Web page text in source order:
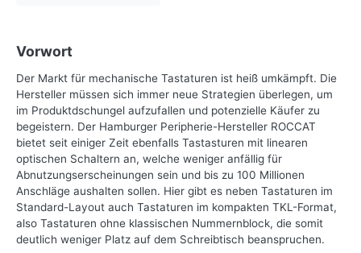
Vorwort
Der Markt für mechanische Tastaturen ist heiß umkämpft. Die
Hersteller müssen sich immer neue Strategien überlegen, um
im Produktdschungel aufzufallen und potenzielle Käufer zu
begeistern. Der Hamburger Peripherie-Hersteller ROCCAT
bietet seit einiger Zeit ebenfalls Tastasturen mit linearen
optischen Schaltern an, welche weniger anfällig für
Abnutzungserscheinungen sein und bis zu 100 Millionen
Anschläge aushalten sollen. Hier gibt es neben Tastaturen im
Standard-Layout auch Tastaturen im kompakten TKL-Format,
also Tastaturen ohne klassischen Nummernblock, die somit
deutlich weniger Platz auf dem Schreibtisch beanspruchen.